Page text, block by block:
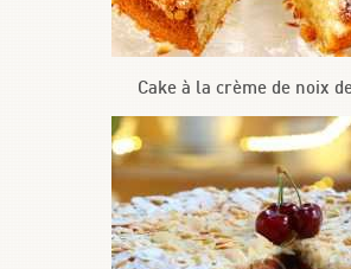
Cake à la crème de noix